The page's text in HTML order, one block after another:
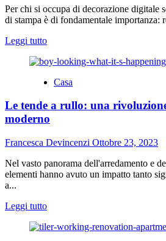
commerciale
Per chi si occupa di decorazione digitale
di stampa è di fondamentale importanza:
Leggi tuttoLeggi
più
Decorazione
che
stampante
e
perché
Casa
Le tende a rullo: una
moderno
Francesca Devincenzi Ottobre 23, 2023
Nel vasto panorama dell'arredamento e
elementi hanno avuto un impatto tanto
a...
Leggi tuttoLeggi
più